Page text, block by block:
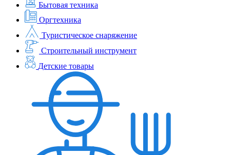
Бытовая техника
Оргтехника
Туристическое снаряжение
Строительный инструмент
Детские товары